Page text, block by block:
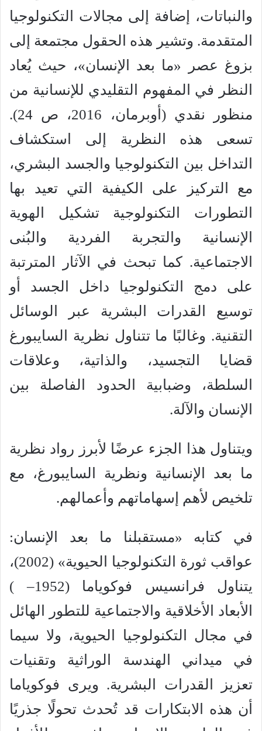
والنباتات، إضافة إلى مجالات التكنولوجيا
المتقدمة. وتشير هذه الحقول مجتمعة إلى
بزوغ عصر «ما بعد الإنسان»، حيث يُعاد
النظر في المفهوم التقليدي للإنسانية من
منظور نقدي (أوبرمان، 2016، ص 24).
تسعى هذه النظرية إلى استكشاف
التداخل بين التكنولوجيا والجسد البشري،
مع التركيز على الكيفية التي تعيد بها
التطورات التكنولوجية تشكيل الهوية
الإنسانية والتجربة الفردية والبُنى
الاجتماعية. كما تبحث في الآثار المترتبة
على دمج التكنولوجيا داخل الجسد أو
توسيع القدرات البشرية عبر الوسائل
التقنية. وغالبًا ما تتناول نظرية السايبورغ
قضايا التجسيد، والذاتية، وعلاقات
السلطة، وضبابية الحدود الفاصلة بين
الإنسان والآلة.
ويتناول هذا الجزء عرضًا لأبرز رواد نظرية
ما بعد الإنسانية ونظرية السايبورغ، مع
تلخيص لأهم إسهاماتهم وأعمالهم.
في كتابه «مستقبلنا ما بعد الإنسان:
عواقب ثورة التكنولوجيا الحيوية» (2002)،
يتناول فرانسيس فوكوياما (1952– )
الأبعاد الأخلاقية والاجتماعية للتطور الهائل
في مجال التكنولوجيا الحيوية، ولا سيما
في ميداني الهندسة الوراثية وتقنيات
تعزيز القدرات البشرية. ويرى فوكوياما
أن هذه الابتكارات قد تُحدث تحولًا جذريًا